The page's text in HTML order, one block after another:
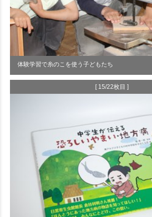
体験学習で糸のこを使う子どもたち
[ 15/22枚目 ]